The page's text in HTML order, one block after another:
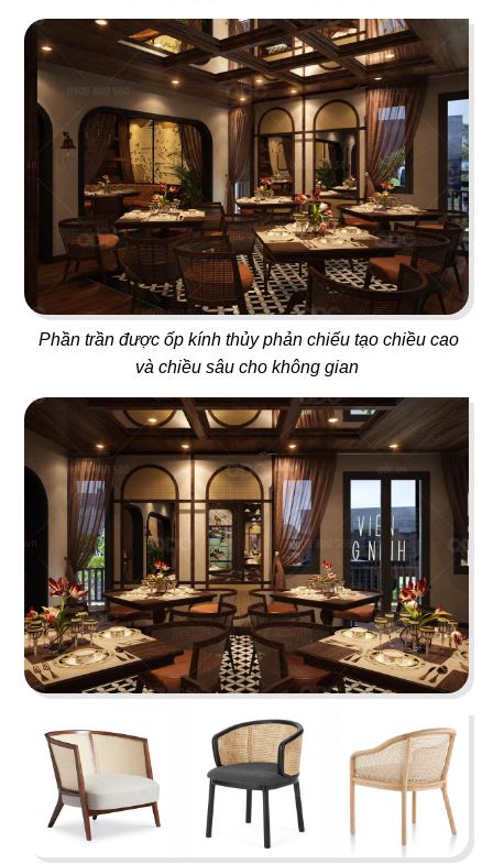
Phần trần được ốp kính thủy phản chiếu tạo chiều cao
và chiều sâu cho không gian
25
OPA GREEK
Nhà hàng Âu
26
BEIRUT
Nhà hàng Âu
27 28
BABOON CLUB
29
ICE CREAM
Tiệm kem
30
YUMMY CHICKEN
Thức ăn nhanh
BREAKING DAWN
Nhà hàng Hàn
32
SUNSHINE BOUTIQUE
Nhà hàng - Showroom